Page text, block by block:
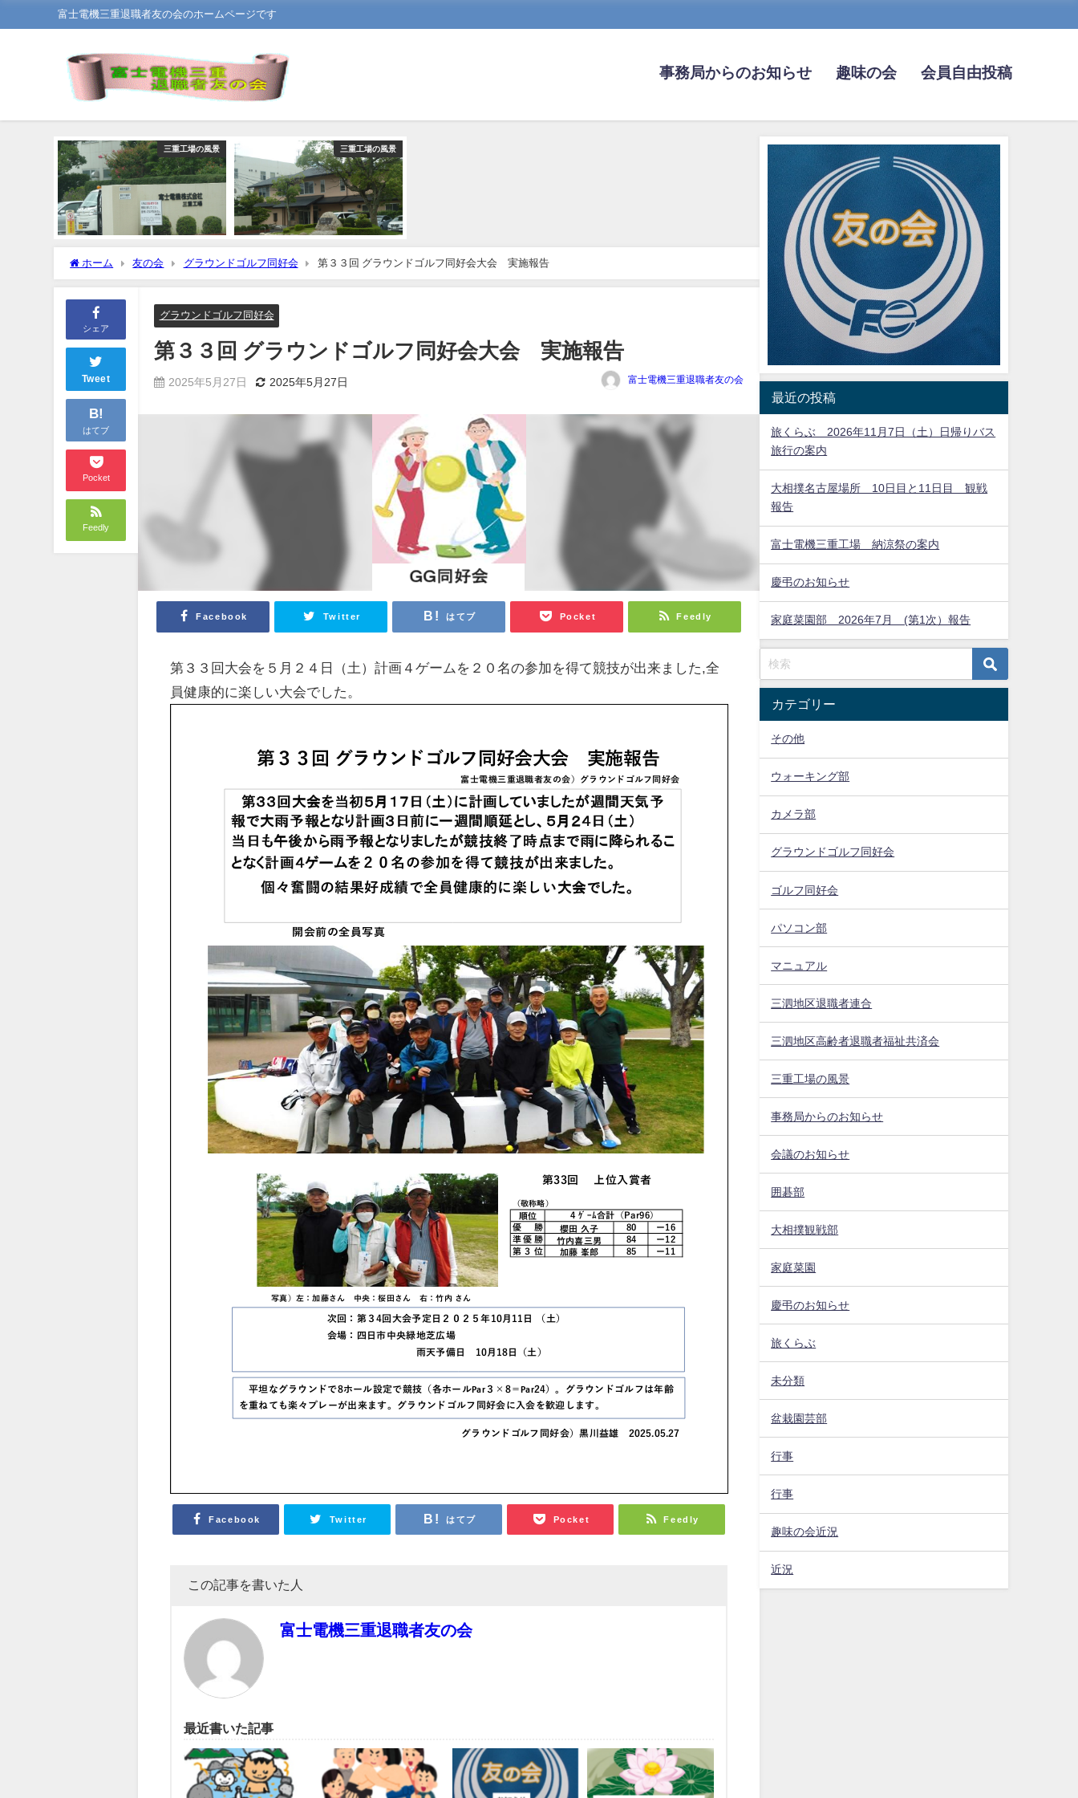
富士電機三重退職者友の会のホームページです
事務局からのお知らせ 趣味の会 会員自由投稿
三重工場の風景 三重工場の風景
ホーム 友の会 グラウンドゴルフ同好会 第３３回 グラウンドゴルフ同好会大会 実施報告
シェア
Tweet
B!
はてブ
Pocket
Feedly
グラウンドゴルフ同好会
第３３回 グラウンドゴルフ同好会大会 実施報告
2025年5月27日 2025年5月27日 富士電機三重退職者友の会
Facebook Twitter はてブ Pocket Feedly
第３３回大会を５月２４日（土）計画４ゲームを２０名の参加を得て競技が出来ました,全
員健康的に楽しい大会でした。
Facebook Twitter はてブ Pocket Feedly
この記事を書いた人
富士電機三重退職者友の会
最近書いた記事
最近の投稿
旅くらぶ 2026年11月7日（土）日帰りバス
旅行の案内
大相撲名古屋場所 10日目と11日目 観戦
報告
富士電機三重工場 納涼祭の案内
慶弔のお知らせ
家庭菜園部 2026年7月 (第1次）報告
カテゴリー
その他
ウォーキング部
カメラ部
グラウンドゴルフ同好会
ゴルフ同好会
パソコン部
マニュアル
三泗地区退職者連合
三泗地区高齢者退職者福祉共済会
三重工場の風景
事務局からのお知らせ
会議のお知らせ
囲碁部
大相撲観戦部
家庭菜園
慶弔のお知らせ
旅くらぶ
未分類
盆栽園芸部
行事
行事
趣味の会近況
近況